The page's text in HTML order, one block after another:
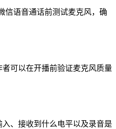
信语音通话前测试麦克风，确
可以在开播前验证麦克风质量
、接收到什么电平以及录音是